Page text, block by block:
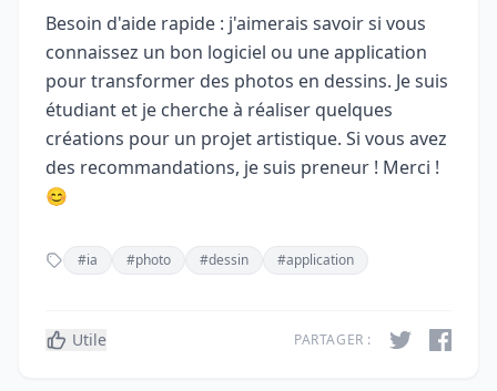
Besoin d'aide rapide : j'aimerais savoir si vous
connaissez un bon logiciel ou une application
pour transformer des photos en dessins. Je suis
étudiant et je cherche à réaliser quelques
créations pour un projet artistique. Si vous avez
des recommandations, je suis preneur ! Merci !
😊
#ia #photo #dessin #application
Utile PARTAGER :